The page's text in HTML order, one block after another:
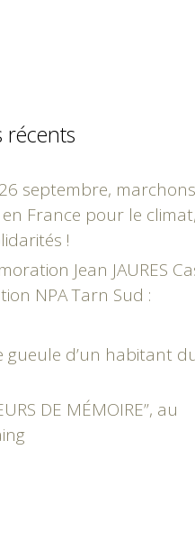
récents
septembre, marchons
France pour le
!
Jean JAURES
NPA Tarn Sud :
gueule d’un habitant
DE MÉMOIRE”, au